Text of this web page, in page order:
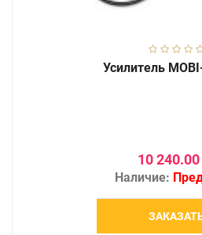
Усилитель
10 240.00
Наличие: